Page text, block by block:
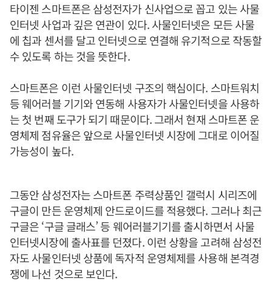
타이젠 스마트폰은 삼성전자가 신사업으로 꼽고 있는 사물
인터넷 사업과 깊은 연관이 있다. 사물인터넷은 모든 사물
에 칩과 센서를 달고 인터넷으로 연결해 유기적으로 작동할
수 있도록 하는 것을 뜻한다.
스마트폰은 이런 사물인터넷 구조의 핵심이다. 스마트워치
등 웨어러블 기기와 연동해 사용자가 사물인터넷을 사용하
는 첫 번째 도구가 되기 때문이다. 그래서 현재 스마트폰 운
영체제 점유율은 앞으로 사물인터넷 시장에 그대로 이어질
가능성이 높다.
그동안 삼성전자는 스마트폰 주력상품인 갤럭시 시리즈에
구글이 만든 운영체제 안드로이드를 적용했다. 그러나 최근
구글은 ‘구글 글래스’ 등 웨어러블기기를 출시하면서 사물
인터넷시장에 출사표를 던졌다. 이런 상황을 고려해 삼성전
자도 사물인터넷 상품에 독자적 운영체제를 사용해 본격경
쟁에 나선 것으로 보인다.